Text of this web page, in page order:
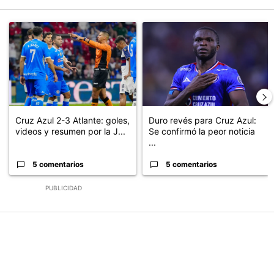
PUBLICIDAD
Un artículo de tendencia con el título "Cruz Azul 2-3 Atlante:
Cruz Azul 2-3 Atlante: goles,
videos y resumen por la J...
5 comentarios
Un artículo de tendencia con
Duro revés para Cruz Azul:
Se confirmó la peor noticia
...
5 comentarios